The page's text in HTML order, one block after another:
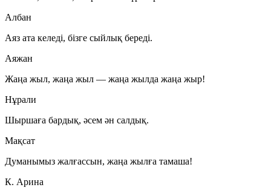
Албан
Аяз ата келеді, бізге сыйлық береді.
Аяжан
Жаңа жыл, жаңа жыл — жаңа жылда жаңа жыр!
Нұрали
Шыршаға бардық, әсем ән салдық.
Мақсат
Думанымыз жалғассын, жаңа жылға тамаша!
К. Арина